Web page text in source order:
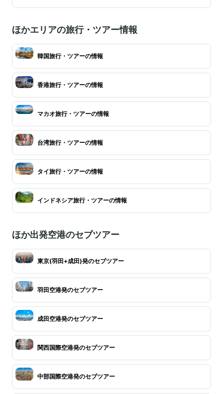
ほかエリアの旅行・ツアー情報
韓国旅行・ツアーの情報
香港旅行・ツアーの情報
マカオ旅行・ツアーの情報
台湾旅行・ツアーの情報
タイ旅行・ツアーの情報
インドネシア旅行・ツアーの情報
ほか出発空港のセブツアー
東京(羽田+成田)発のセブツアー
羽田空港発のセブツアー
成田空港発のセブツアー
関西国際空港発のセブツアー
中部国際空港発のセブツアー